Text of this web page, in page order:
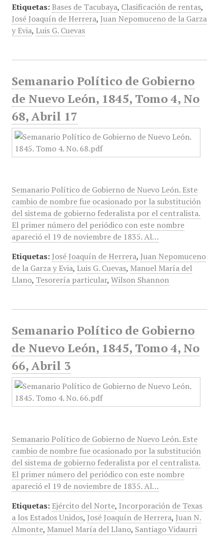
Etiquetas: Bases de Tacubaya, Clasificación de rentas,
José Joaquín de Herrera, Juan Nepomuceno de la Garza
y Evia, Luis G. Cuevas
Semanario Político de Gobierno
de Nuevo León, 1845, Tomo 4, No
68, Abril 17
Semanario Político de Gobierno de Nuevo León. Este
cambio de nombre fue ocasionado por la substitución
del sistema de gobierno federalista por el centralista.
El primer número del periódico con este nombre
apareció el 19 de noviembre de 1835. Al…
Etiquetas: José Joaquín de Herrera, Juan Nepomuceno
de la Garza y Evia, Luis G. Cuevas, Manuel María del
Llano, Tesorería particular, Wilson Shannon
Semanario Político de Gobierno
de Nuevo León, 1845, Tomo 4, No
66, Abril 3
Semanario Político de Gobierno de Nuevo León. Este
cambio de nombre fue ocasionado por la substitución
del sistema de gobierno federalista por el centralista.
El primer número del periódico con este nombre
apareció el 19 de noviembre de 1835. Al…
Etiquetas: Ejército del Norte, Incorporación de Texas
a los Estados Unidos, José Joaquín de Herrera, Juan N.
Almonte, Manuel María del Llano, Santiago Vidaurri